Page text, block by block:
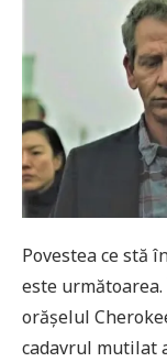
Povestea ce stă
este
orășelul
cadavrul mutilat